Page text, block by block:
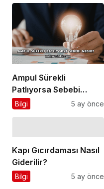
Ampul Sürekli
Patlıyorsa Sebebi
Nedir?
Bilgi 5 ay önce
Kapı Gıcırdaması Nasıl
Giderilir?
Bilgi 5 ay önce